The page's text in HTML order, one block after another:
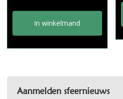
In winkelmand
Aanmelden sfeernieuws